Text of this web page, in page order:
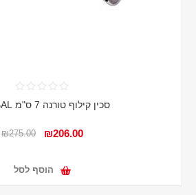
סכין קילוף טורנה 7 ס"מ GLOBAL
₪206.00
₪275.00
הוסף לסל